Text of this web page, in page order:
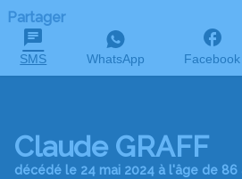
Partager
SMS WhatsApp Facebook
Claude GRAFF
décédé le 24 mai 2024 à l'âge de 86